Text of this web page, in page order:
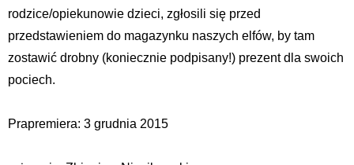
rodzice/opiekunowie dzieci, zgłosili się przed
przedstawieniem do magazynku naszych elfów, by tam
zostawić drobny (koniecznie podpisany!) prezent dla swoich
pociech.
Prapremiera: 3 grudnia 2015